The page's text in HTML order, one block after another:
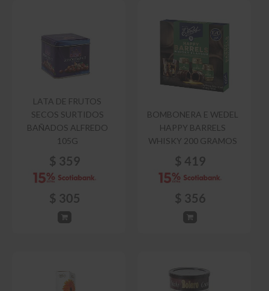
LATA DE FRUTOS
SECOS SURTIDOS
BAÑADOS ALFREDO
105G
$ 359
$ 305
BOMBONERA E WEDEL
HAPPY BARRELS
WHISKY 200 GRAMOS
$ 419
$ 356